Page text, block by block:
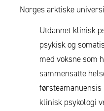
Norges arktiske
Utdannet klinisk
psykisk og
med voksne som
sammensatte
klinisk psykologi